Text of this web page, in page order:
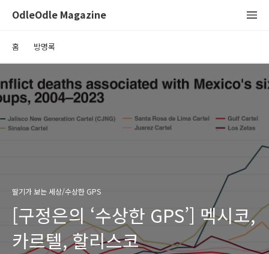
OdleOdle Magazine
홈 방명록
딸기가 보는 세상/수상한 GPS
[구정은의 ‘수상한 GPS’] 멕시코,
카르텔, 할리스코